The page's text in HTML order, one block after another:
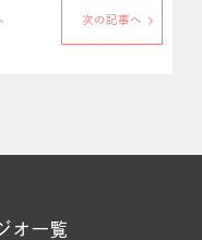
次の記事へ
オ一覧